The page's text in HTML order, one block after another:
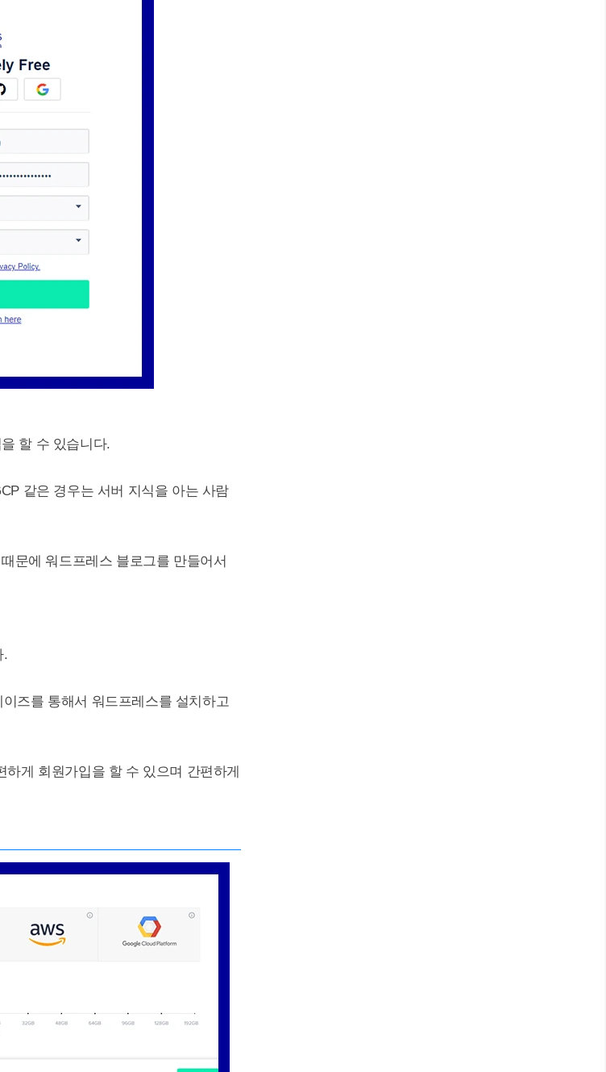
할 수 있습니다.
같은 경우는 서버 지식을 아는 사람
문에 워드프레스 블로그를 만들어서
.
즈를 통해서 워드프레스를 설치하고
게 회원가입을 할 수 있으며 간편하게